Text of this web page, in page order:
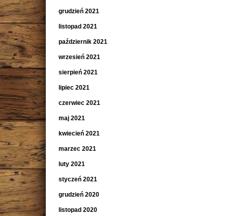
grudzień 2021
listopad 2021
październik 2021
wrzesień 2021
sierpień 2021
lipiec 2021
czerwiec 2021
maj 2021
kwiecień 2021
marzec 2021
luty 2021
styczeń 2021
grudzień 2020
listopad 2020